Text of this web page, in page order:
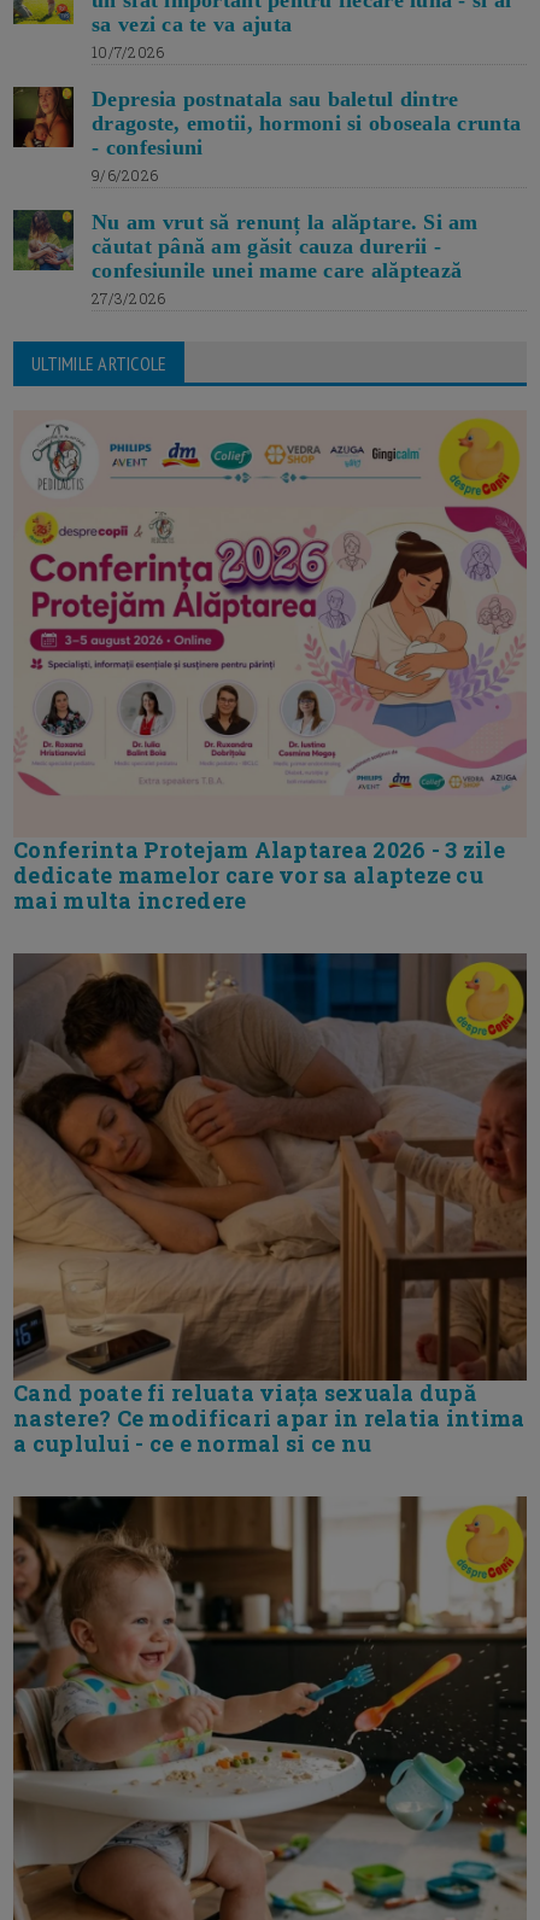
sa vezi ca te va ajuta
10/7/2026
Depresia postnatala sau baletul dintre
dragoste, emotii, hormoni si oboseala crunta
- confesiuni
9/6/2026
Nu am vrut să renunț la alăptare. Si am
căutat până am găsit cauza durerii -
confesiunile unei mame care alăptează
27/3/2026
ULTIMILE ARTICOLE
Conferinta Protejam Alaptarea 2026 - 3 zile
dedicate mamelor care vor sa alapteze cu
mai multa incredere
Cand poate fi reluata viața sexuala după
nastere? Ce modificari apar in relatia intima
a cuplului - ce e normal si ce nu